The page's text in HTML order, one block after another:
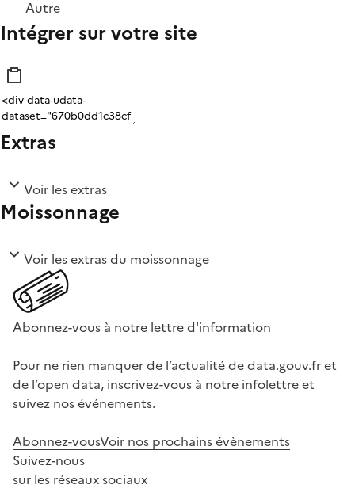
Autre
Intégrer sur votre site
Extras
Voir les extras
Moissonnage
Voir les extras du moissonnage
Abonnez-vous à notre lettre d'information
Pour ne rien manquer de l’actualité de data.gouv.fr et
de l’open data, inscrivez-vous à notre infolettre et
suivez nos événements.
Abonnez-vousVoir nos prochains évènements
Suivez-nous
sur les réseaux sociaux